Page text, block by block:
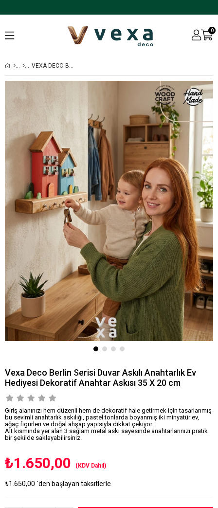
0
VEXA DECO BERLIN SERISI DUVAR ASKILI ANAHTARLIK EV HEDIYESI DEKORATIF ANAHTAR ASKISI 35 X 20 CM
Vexa Deco Berlin Serisi Duvar Askılı Anahtarlık Ev
Hediyesi Dekoratif Anahtar Askısı 35 X 20 cm
Giriş alanınızı hem düzenli hem de dekoratif hale getirmek için tasarlanmış
bu sevimli anahtarlık askılığı, pastel tonlarda boyanmış iki minyatür ev,
ağaç figürleri ve doğal ahşap yapısıyla dikkat çekiyor.
Alt kısmında yer alan 3 sağlam metal askı sayesinde anahtarlarınızı pratik
bir şekilde saklayabilirsiniz.
₺1.650,00 (KDV Dahil)
₺1.650,00 `den başlayan taksitlerle